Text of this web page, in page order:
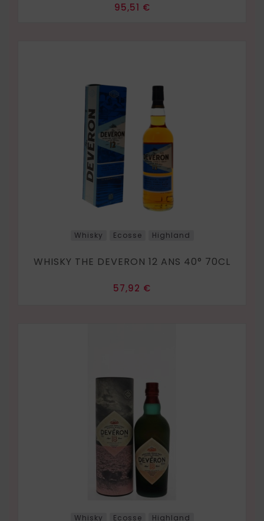
Prix
95,51 €
Whisky Ecosse Highland
WHISKY THE DEVERON 12 ANS 40° 70CL
Prix
57,92 €
Whisky Ecosse Highland